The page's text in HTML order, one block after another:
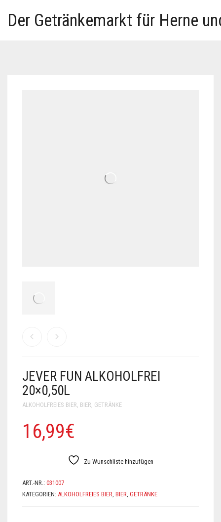
Der Getränkemarkt für Herne
JEVER FUN ALKOHOLFREI
20×0,50L
ALKOHOLFREIES BIER, BIER, GETRÄNKE
16,99€
Zu Wunschliste hinzufügen
ART.-NR.: 031007
KATEGORIEN: ALKOHOLFREIES BIER, BIER, GETRÄNKE